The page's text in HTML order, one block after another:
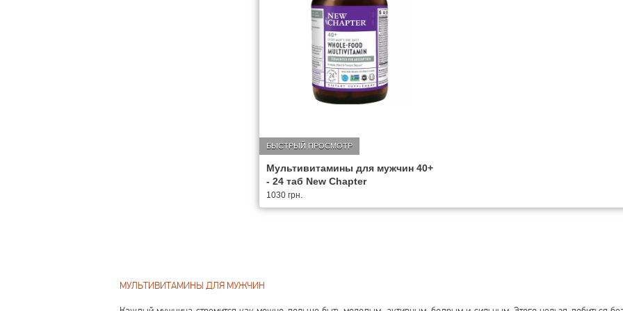
Мультивитамины для мужчин 40+
- 24 таб New Chapter
БЫСТРЫЙ ПРОСМОТР
1030 грн.
МУЛЬТИВИТАМИНЫ ДЛЯ МУЖЧИН